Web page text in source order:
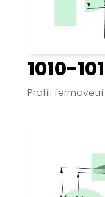
1010-101
Profili